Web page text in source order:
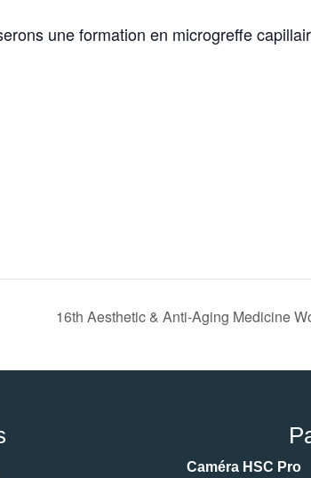
une formation en microgreffe
16th Aesthetic & Anti-Aging Medicine
Caméra HSC Pro